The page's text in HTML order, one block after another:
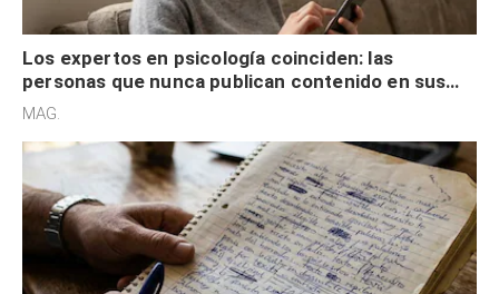
Los expertos en psicología coinciden: las
personas que nunca publican contenido en sus
redes sociales no pretenden buscar validación
MAG.